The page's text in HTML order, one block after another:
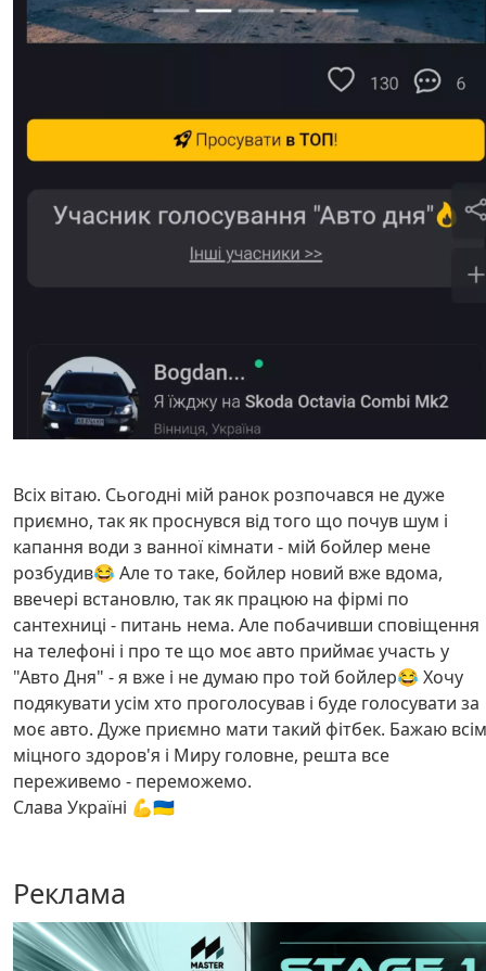
Всіх вітаю. Сьогодні мій ранок розпочався не дуже
приємно, так як проснувся від того що почув шум і
капання води з ванної кімнати - мій бойлер мене
розбудив😂 Але то таке, бойлер новий вже вдома,
ввечері встановлю, так як працюю на фірмі по
сантехниці - питань нема. Але побачивши сповіщення
на телефоні і про те що моє авто приймає участь у
"Авто Дня" - я вже і не думаю про той бойлер😂 Хочу
подякувати усім хто проголосував і буде голосувати за
моє авто. Дуже приємно мати такий фітбек. Бажаю всім
міцного здоров'я і Миру головне, решта все
переживемо - переможемо.
Слава Україні 💪🇺🇦
Реклама